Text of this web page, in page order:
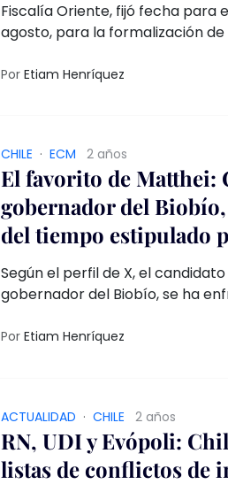
Fiscalía Oriente, fijó fecha para
agosto, para la formalización de
de activos.
Por Etiam Henríquez
CHILE · ECM 2 años
El favorito de Matthei:
gobernador del
del tiempo estipulado
Según el perfil de X, el
gobernador del Biobío, se ha
sociales fuera del plazo legal
Por Etiam Henríquez
ACTUALIDAD · CHILE 2 años
RN, UDI y Evópoli:
listas de conflictos de